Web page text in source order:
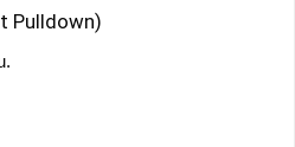
Pulldown)